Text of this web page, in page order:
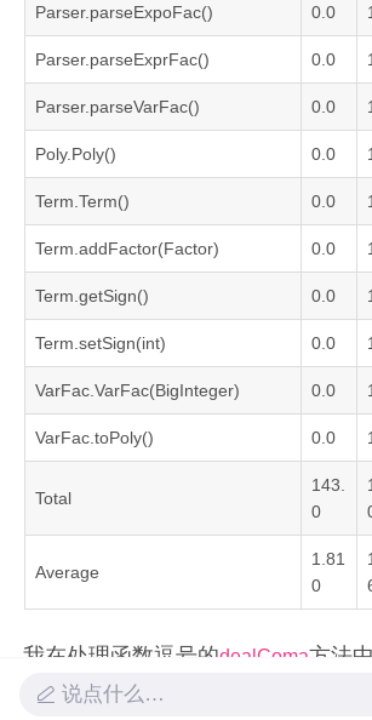
Parser.parseExpoFac() 0.0
Parser.parseExprFac() 0.0
Parser.parseVarFac() 0.0
Poly.Poly() 0.0
Term.Term() 0.0
Term.addFactor(Factor) 0.0
Term.getSign() 0.0
Term.setSign(int) 0.0
VarFac.VarFac(BigInteger) 0.0
VarFac.toPoly() 0.0
Total
143.
0
Average
1.81
0
我在处理函数逗号的dealComa方法
杂的循环分支以支持处理嵌套函数
说点什么…